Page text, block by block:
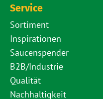
Service
Sortiment
Inspirationen
Saucenspender
B2B/Industrie
Qualität
Nachhaltigkeit